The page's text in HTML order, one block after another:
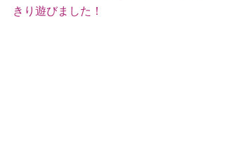
きり遊びました！